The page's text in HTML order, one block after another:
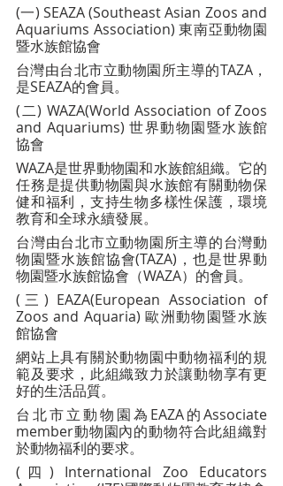
(一) SEAZA (Southeast Asian Zoos and
Aquariums Association) 東南亞動物園
暨水族館協會
台灣由台北市立動物園所主導的TAZA，
是SEAZA的會員。
(二) WAZA(World Association of Zoos
and Aquariums) 世界動物園暨水族館
協會
WAZA是世界動物園和水族館組織。它的
任務是提供動物園與水族館有關動物保
健和福利，支持生物多樣性保護，環境
教育和全球永續發展。
台灣由台北市立動物園所主導的台灣動
物園暨水族館協會(TAZA)，也是世界動
物園暨水族館協會（WAZA）的會員。
(三) EAZA(European Association of
Zoos and Aquaria) 歐洲動物園暨水族
館協會
網站上具有關於動物園中動物福利的規
範及要求，此組織致力於讓動物享有更
好的生活品質。
台北市立動物園為EAZA的Associate
member動物園內的動物符合此組織對
於動物福利的要求。
(四) International Zoo Educators